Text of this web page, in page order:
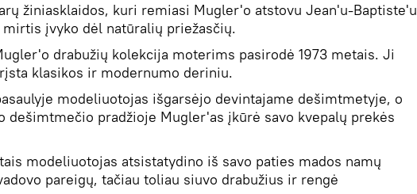
žiniasklaidos, kuri remiasi Mugler'o atstovu Jean'u-Baptiste'u
mirtis įvyko dėl natūralių priežasčių.
drabužių kolekcija moterims pasirodė 1973 metais. Ji
klasikos ir modernumo deriniu.
modeliuotojas išgarsėjo devintajame dešimtmetyje, o
dešimtmečio pradžioje Mugler'as įkūrė savo kvepalų prekės
modeliuotojas atsistatydino iš savo paties mados namų
pareigų, tačiau toliau siuvo drabužius ir rengė